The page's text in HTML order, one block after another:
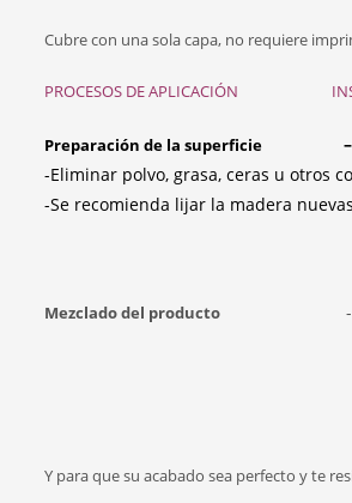
Cubre con una sola capa, no requiere
PROCESOS DE APLICACIÓN
Preparación de la superficie –
-Eliminar polvo, grasa, ceras u otros
-Se recomienda lijar la madera
Mezclado del producto
-
-Si es necesario
Y para que su acabado sea perfecto y te